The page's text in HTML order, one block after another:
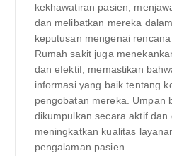
kekhawatiran pasien,
dan melibatkan mereka
keputusan mengenai
Rumah sakit juga
dan efektif, memastikan
informasi yang baik tentang
pengobatan mereka. Umpan
dikumpulkan secara aktif dan
meningkatkan kualitas
pengalaman pasien.